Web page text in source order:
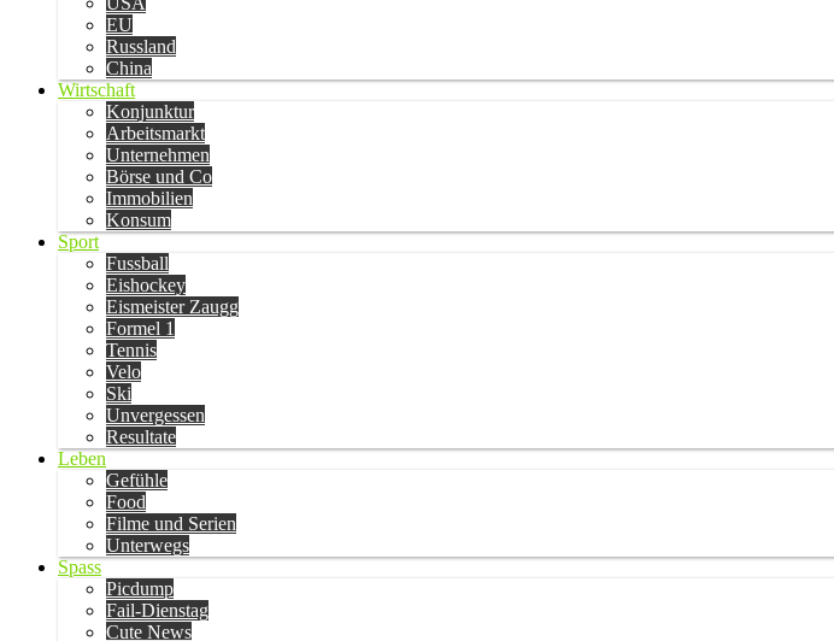
EU
Russland
China
Wirtschaft
Konjunktur
Arbeitsmarkt
Unternehmen
Börse und Co
Immobilien
Konsum
Sport
Fussball
Eishockey
Eismeister Zaugg
Formel 1
Tennis
Velo
Ski
Unvergessen
Resultate
Leben
Gefühle
Food
Filme und Serien
Unterwegs
Spass
Picdump
Fail-Dienstag
Cute News